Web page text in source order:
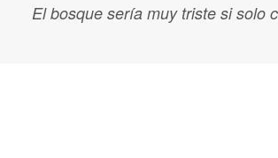
El bosque sería muy triste si solo